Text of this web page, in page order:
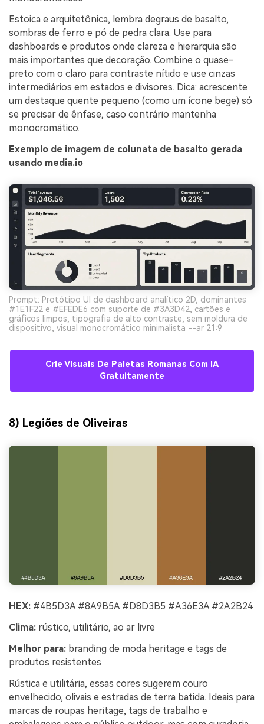
Estoica e arquitetônica, lembra degraus de basalto,
sombras de ferro e pó de pedra clara. Use para
dashboards e produtos onde clareza e hierarquia são
mais importantes que decoração. Combine o quase-
preto com o claro para contraste nítido e use cinzas
intermediários em estados e divisores. Dica: acrescente
um destaque quente pequeno (como um ícone bege) só
se precisar de ênfase, caso contrário mantenha
monocromático.
Exemplo de imagem de colunata de basalto gerada
usando media.io
Prompt: Protótipo UI de dashboard analítico 2D, dominantes
#1E1F22 e #EFEDE6 com suporte de #3A3D42, cartões e
gráficos limpos, tipografia de alto contraste, sem moldura de
dispositivo, visual monocromático minimalista --ar 21:9
Crie Visuais De Paletas Romanas Com IA
Gratuitamente
8) Legiões de Oliveiras
HEX: #4B5D3A #8A9B5A #D8D3B5 #A36E3A #2A2B24
Clima: rústico, utilitário, ao ar livre
Melhor para: branding de moda heritage e tags de
produtos resistentes
Rústica e utilitária, essas cores sugerem couro
envelhecido, olivais e estradas de terra batida. Ideais para
marcas de roupas heritage, tags de trabalho e